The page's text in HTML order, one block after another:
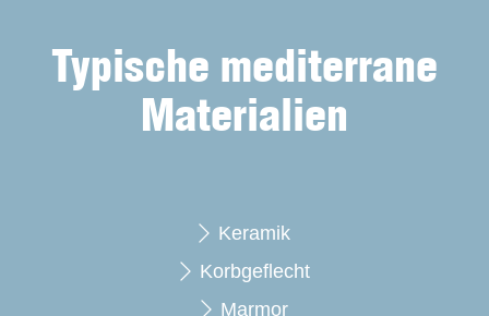
Typische mediterrane
Materialien
Keramik
Korbgeflecht
Marmor